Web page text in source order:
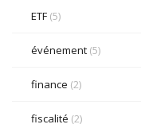
ETF (5)
événement (5)
finance (2)
fiscalité (2)